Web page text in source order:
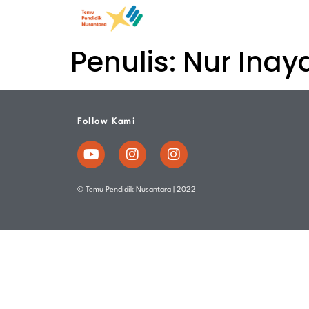
Penulis: Nur
Follow Kami
© Temu Pendidik Nusantara | 2022